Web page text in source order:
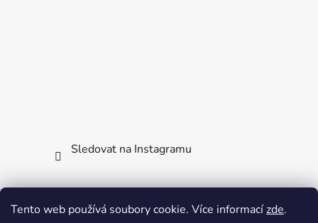
Tento web používá soubory cookie. Více informacízde.
Sledovat na Instagramu
Facebook